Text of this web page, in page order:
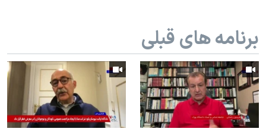
برنامه های قبلی